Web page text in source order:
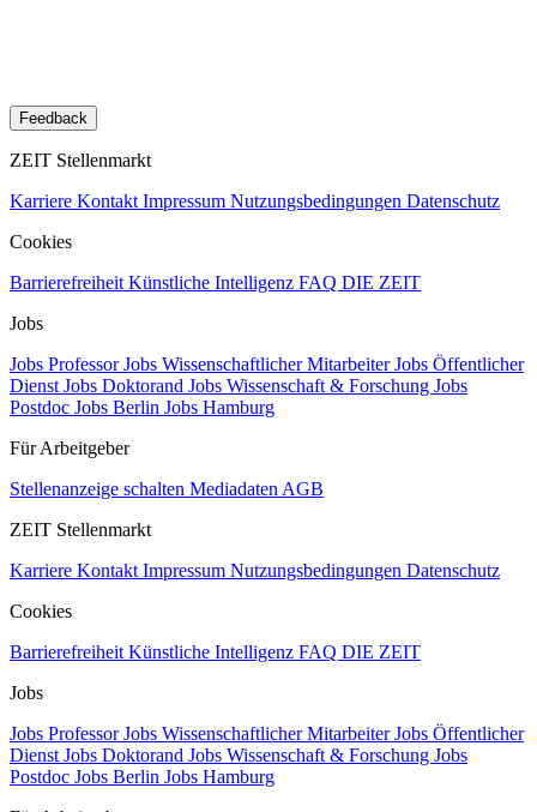
Feedback
ZEIT Stellenmarkt
Karriere Kontakt Impressum Nutzungsbedingungen Datenschutz
Cookies
Barrierefreiheit Künstliche Intelligenz FAQ DIE ZEIT
Jobs
Jobs ProfessorJobs Wissenschaftlicher MitarbeiterJobs Öffentlicher
Dienst Jobs Doktorand Jobs Wissenschaft & Forschung Jobs
Postdoc Jobs Berlin Jobs Hamburg
Für Arbeitgeber
Stellenanzeige schalten Mediadaten AGB
ZEIT Stellenmarkt
Karriere Kontakt Impressum Nutzungsbedingungen Datenschutz
Cookies
Barrierefreiheit Künstliche Intelligenz FAQ DIE ZEIT
Jobs
Jobs ProfessorJobs Wissenschaftlicher MitarbeiterJobs Öffentlicher
Dienst Jobs Doktorand Jobs Wissenschaft & Forschung Jobs
Postdoc Jobs Berlin Jobs Hamburg